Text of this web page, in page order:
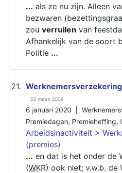
... als ze nu zijn. Alleen
bezwaren
zou verruilen van
Afhankelijk van de soort
Politie ...
21.
20 maart 2009
6 januari 2020 |
Premiedagen, Premieheffing,
Arbeidsinactiviteit >
(premies)
... en dat is het onder de
(WKR) ook niet; v.w.b. de